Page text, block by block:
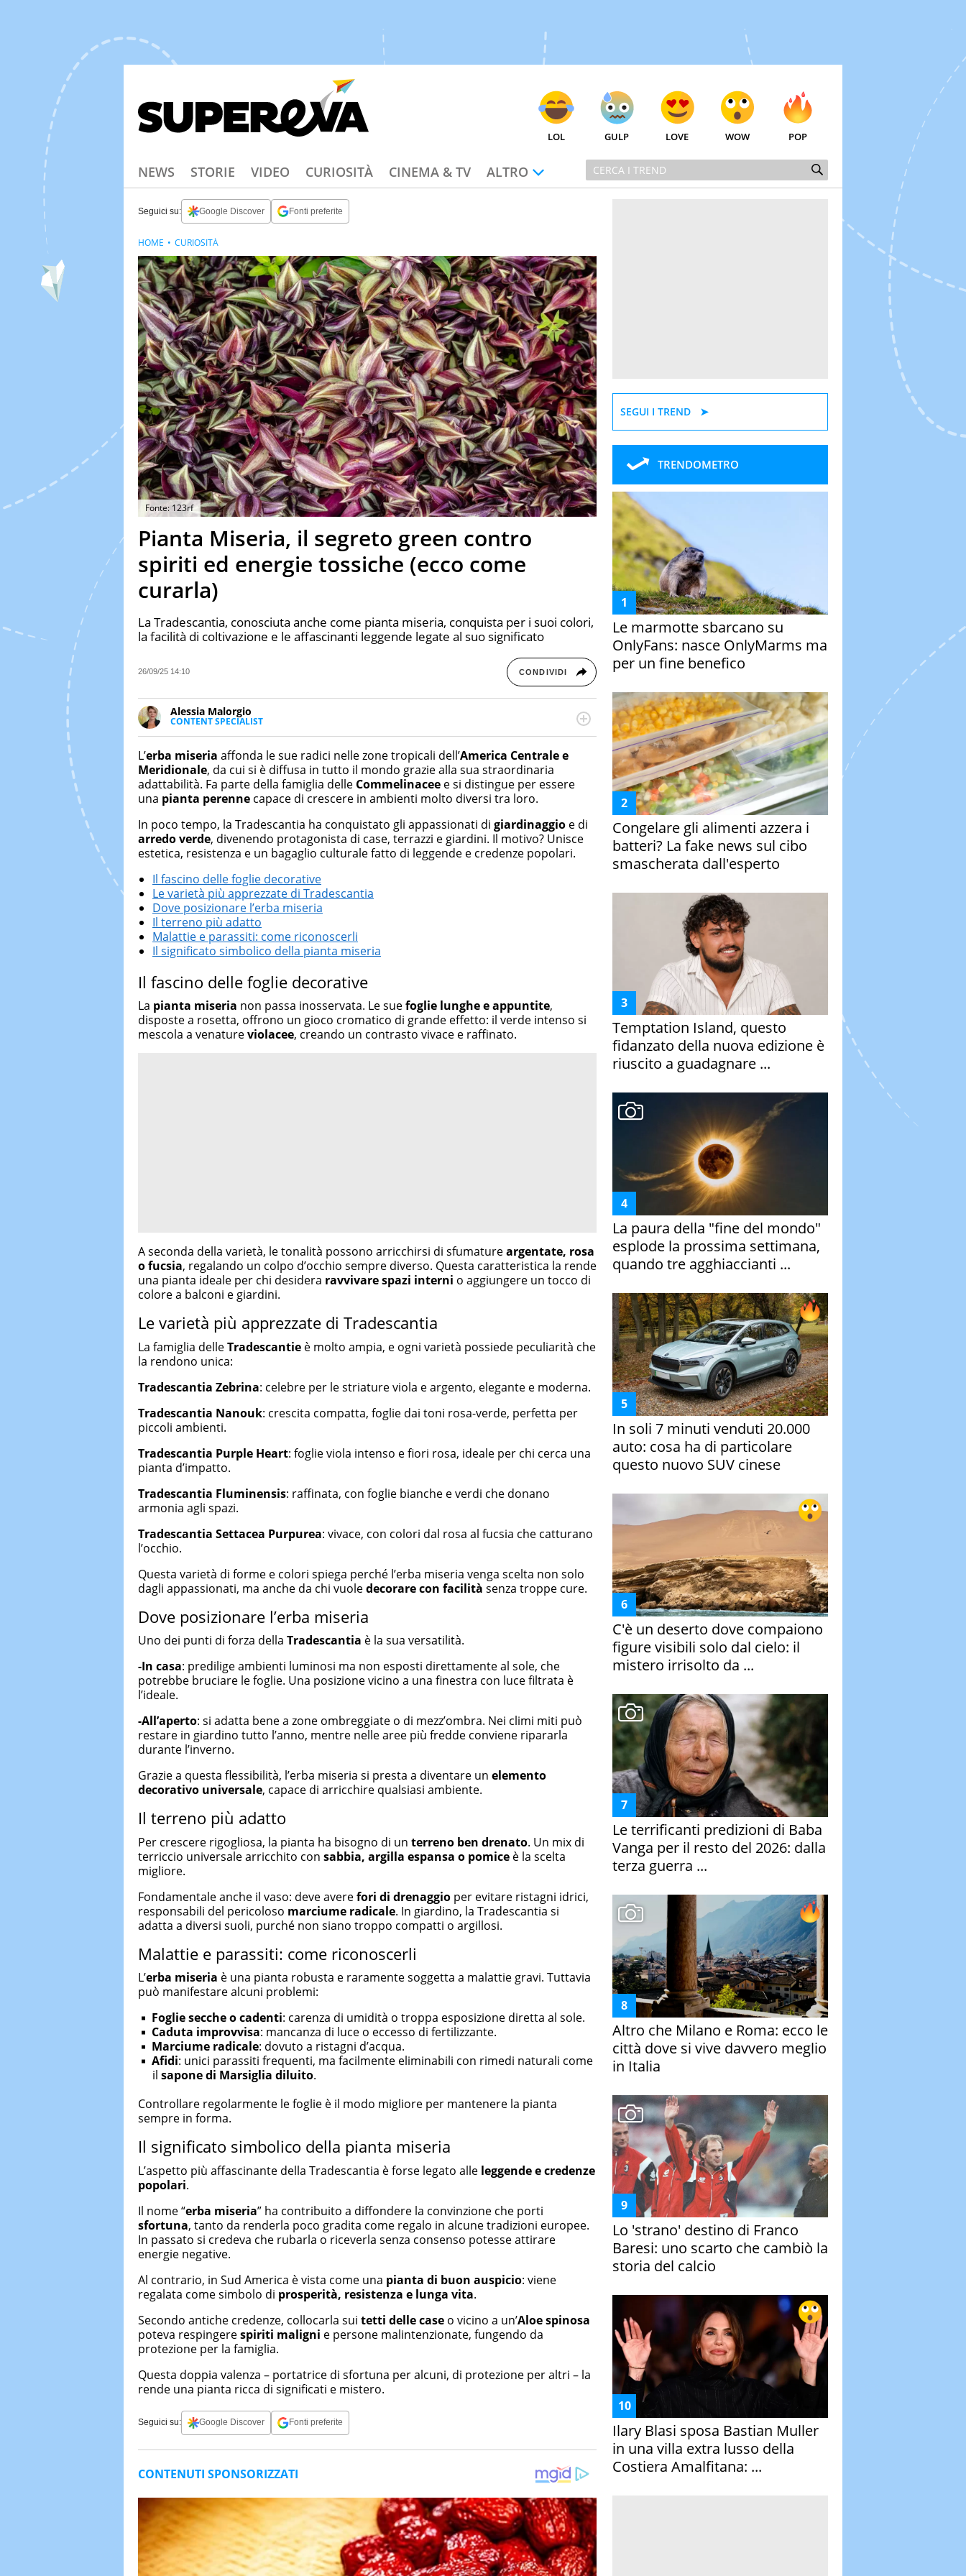
LOL GULP LOVE WOW POP
NEWS STORIE VIDEO CURIOSITÀ CINEMA & TV ALTRO
Seguici su: Google Discover Fonti preferite
Fonte: 123rf
Pianta Miseria, il segreto green contro
spiriti ed energie tossiche (ecco come
curarla)
La Tradescantia, conosciuta anche come pianta miseria, conquista per i suoi colori,
la facilità di coltivazione e le affascinanti leggende legate al suo significato
26/09/25 14:10 CONDIVIDI
Alessia Malorgio
CONTENT SPECIALIST
Ha conseguito un Master in Marketing Management e Google Digital Training su
di strategie marketing attraverso canali digitali.
HOME CURIOSITÀ
L’erba miseria affonda le sue radici nelle zone tropicali dell’America Centrale e
Meridionale, da cui si è diffusa in tutto il mondo grazie alla sua straordinaria
adattabilità. Fa parte della famiglia delle Commelinacee e si distingue per essere
una pianta perenne capace di crescere in ambienti molto diversi tra loro.
In poco tempo, la Tradescantia ha conquistato gli appassionati di giardinaggio e di
arredo verde, divenendo protagonista di case, terrazzi e giardini. Il motivo? Unisce
estetica, resistenza e un bagaglio culturale fatto di leggende e credenze popolari.
Il fascino delle foglie decorative
Le varietà più apprezzate di Tradescantia
Dove posizionare l’erba miseria
Il terreno più adatto
Malattie e parassiti: come riconoscerli
Il significato simbolico della pianta miseria
Il fascino delle foglie decorative
La pianta miseria non passa inosservata. Le suefoglie lunghe e appuntite,
disposte a rosetta, offrono un gioco cromatico di grande effetto: il verde intenso si
mescola a venatureviolacee, creando un contrasto vivace e raffinato.
A seconda della varietà, le tonalità possono arricchirsi di sfumatureargentate, rosa
o fucsia, regalando un colpo d’occhio sempre diverso. Questa caratteristica la rende
una pianta ideale per chi desidera ravvivare spazi interni o aggiungere un tocco di
colore a balconi e giardini.
Le varietà più apprezzate di Tradescantia
La famiglia delleTradescantie è molto ampia, e ogni varietà possiede peculiarità che
la rendono unica:
Tradescantia Zebrina: celebre per le striature viola e argento, elegante e moderna.
Tradescantia Nanouk: crescita compatta, foglie dai toni rosa-verde, perfetta per
piccoli ambienti.
Tradescantia Purple Heart: foglie viola intenso e fiori rosa, ideale per chi cerca una
pianta d’impatto.
Tradescantia Fluminensis: raffinata, con foglie bianche e verdi che donano
armonia agli spazi.
Tradescantia Settacea Purpurea: vivace, con colori dal rosa al fucsia che catturano
l’occhio.
Questa varietà di forme e colori spiega perché l’erba miseria venga scelta non solo
dagli appassionati, ma anche da chi vuoledecorare con facilità senza troppe cure.
Dove posizionare l’erba miseria
Uno dei punti di forza della Tradescantia è la sua versatilità.
-In casa: predilige ambienti luminosi ma non esposti direttamente al sole, che
potrebbe bruciare le foglie. Una posizione vicino a una finestra con luce filtrata è
l’ideale.
-All’aperto: si adatta bene a zone ombreggiate o di mezz’ombra. Nei climi miti può
restare in giardino tutto l’anno, mentre nelle aree più fredde conviene ripararla
durante l’inverno.
Grazie a questa flessibilità, l’erba miseria si presta a diventare un elemento
decorativo universale, capace di arricchire qualsiasi ambiente.
Il terreno più adatto
Per crescere rigogliosa, la pianta ha bisogno di un terreno ben drenato. Un mix di
terriccio universale arricchito con sabbia, argilla espansa o pomice è la scelta
migliore.
Fondamentale anche il vaso: deve averefori di drenaggio per evitare ristagni idrici,
responsabili del pericoloso marciume radicale. In giardino, la Tradescantia si
adatta a diversi suoli, purché non siano troppo compatti o argillosi.
Malattie e parassiti: come riconoscerli
L’erba miseria è una pianta robusta e raramente soggetta a malattie gravi. Tuttavia
può manifestare alcuni problemi:
Foglie secche o cadenti: carenza di umidità o troppa esposizione diretta al sole.
Caduta improvvisa: mancanza di luce o eccesso di fertilizzante.
Marciume radicale: dovuto a ristagni d’acqua.
Afidi: unici parassiti frequenti, ma facilmente eliminabili con rimedi naturali come
il sapone di Marsiglia diluito.
Controllare regolarmente le foglie è il modo migliore per mantenere la pianta
sempre in forma.
Il significato simbolico della pianta miseria
L’aspetto più affascinante della Tradescantia è forse legato alle leggende e credenze
popolari.
Il nome “erba miseria” ha contribuito a diffondere la convinzione che porti
sfortuna, tanto da renderla poco gradita come regalo in alcune tradizioni europee.
In passato si credeva che rubarla o riceverla senza consenso potesse attirare
energie negative.
Al contrario, in Sud America è vista come una pianta di buon auspicio: viene
regalata come simbolo di prosperità, resistenza e lunga vita.
Secondo antiche credenze, collocarla sui tetti delle case o vicino a un’Aloe spinosa
poteva respingerespiriti maligni e persone malintenzionate, fungendo da
protezione per la famiglia.
Questa doppia valenza – portatrice di sfortuna per alcuni, di protezione per altri – la
rende una pianta ricca di significati e mistero.
Seguici su: Google Discover Fonti preferite
SEGUI I TREND
TRENDOMETRO
Le marmotte sbarcano su
OnlyFans: nasce OnlyMarms ma
per un fine benefico
Congelare gli alimenti azzera i
batteri? La fake news sul cibo
smascherata dall'esperto
Temptation Island, questo
fidanzato della nuova edizione è
riuscito a guadagnare ...
La paura della "fine del mondo"
esplode la prossima settimana,
quando tre agghiaccianti ...
In soli 7 minuti venduti 20.000
auto: cosa ha di particolare
questo nuovo SUV cinese
C'è un deserto dove compaiono
figure visibili solo dal cielo: il
mistero irrisolto da ...
Le terrificanti predizioni di Baba
Vanga per il resto del 2026: dalla
terza guerra ...
Altro che Milano e Roma: ecco le
città dove si vive davvero meglio
in Italia
Lo 'strano' destino di Franco
Baresi: uno scarto che cambiò la
storia del calcio
Ilary Blasi sposa Bastian Muller
in una villa extra lusso della
Costiera Amalfitana: ...